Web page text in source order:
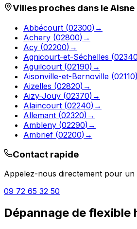
Villes proches dans leAisne
Abbécourt (02300) →
Achery (02800) →
Acy (02200) →
Agnicourt-et-Séchelles (02340
Aguilcourt (02190) →
Aisonville-et-Bernoville (02110)
Aizelles (02820) →
Aizy-Jouy (02370) →
Alaincourt (02240) →
Allemant (02320) →
Ambleny (02290) →
Ambrief (02200) →
Contact rapide
Appelez-nous directement pour un
09 72 65 32 50
Dépannage de flexible